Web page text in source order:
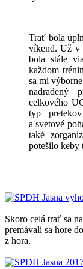
Trať bola
víkend. Už v
bola stále
každom
sa mi
nadradený
celkového
typ
a svetové
také
potešilo keby
Skoro celá trať sa
premávali sa hore
z hora.